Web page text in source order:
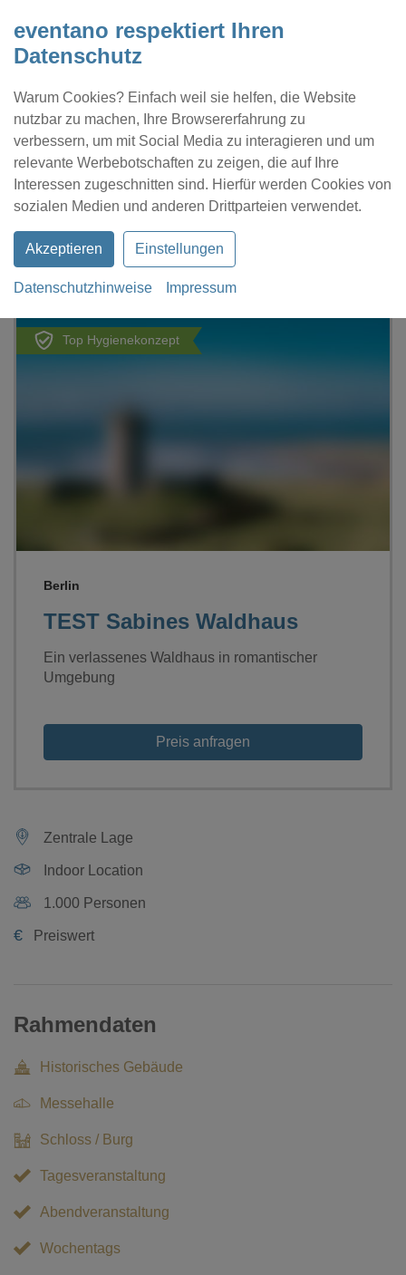
eventano respektiert Ihren
Datenschutz
Warum Cookies? Einfach weil sie helfen, die Website
nutzbar zu machen, Ihre Browsererfahrung zu
verbessern, um mit Social Media zu interagieren und um
relevante Werbebotschaften zu zeigen, die auf Ihre
Interessen zugeschnitten sind. Hierfür werden Cookies von
sozialen Medien und anderen Drittparteien verwendet.
Akzeptieren Einstellungen
Datenschutzhinweise Impressum
Kontakt Location eintragen Profil
TEST Sabines Waldhaus
Top Hygienekonzept
TEST Sabines Waldhaus
Berlin
Ein verlassenes Waldhaus in romantischer
Umgebung
Preis anfragen
Zentrale Lage
Indoor Location
1.000 Personen
€ Preiswert
Rahmendaten
Historisches Gebäude
Messehalle
Schloss / Burg
Tagesveranstaltung
Abendveranstaltung
Wochentags